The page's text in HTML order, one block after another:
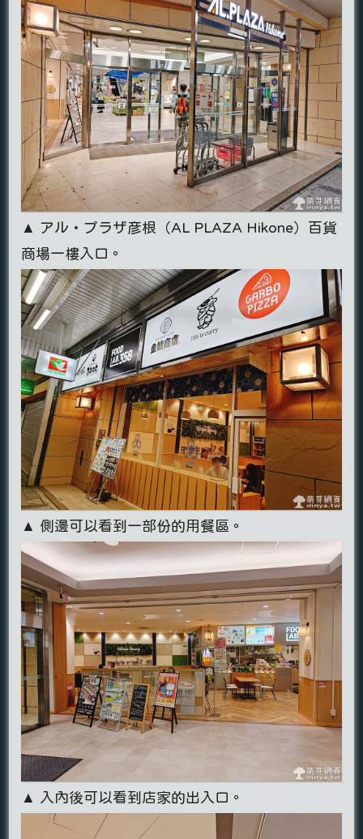
▲ アル・プラザ彦根（AL PLAZA Hikone）百貨
商場一樓入口。
▲ 側邊可以看到一部份的用餐區。
▲ 入內後可以看到店家的出入口。